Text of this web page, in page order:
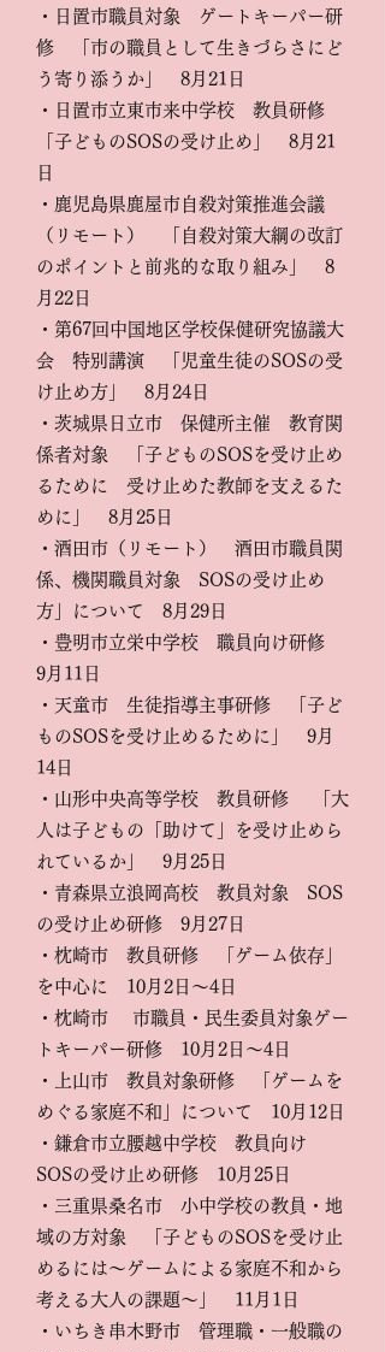
・日置市職員対象 ゲートキーパー研
修 「市の職員として生きづらさにど
う寄り添うか」 8月21日
・日置市立東市来中学校 教員研修
「子どものSOSの受け止め」 8月21
日
・鹿児島県鹿屋市自殺対策推進会議
（リモート） 「自殺対策大綱の改訂
のポイントと前兆的な取り組み」 8
月22日
・第67回中国地区学校保健研究協議大
会 特別講演 「児童生徒のSOSの受
け止め方」 8月24日
・茨城県日立市 保健所主催 教育関
係者対象 「子どものSOSを受け止め
るために 受け止めた教師を支えるた
めに」 8月25日
・酒田市（リモート） 酒田市職員関
係、機関職員対象 SOSの受け止め
方」について 8月29日
・豊明市立栄中学校 職員向け研修
9月11日
・天童市 生徒指導主事研修 「子ど
ものSOSを受け止めるために」 9月
14日
・ 山形中央高等学校 教員研修 「大
人は子どもの「助けて」を受け止めら
れているか」 9月25日
・青森県立浪岡高校 教員対象 SOS
の受け止め研修 9月27日
・枕崎市 教員研修 「ゲーム依存」
を中心に 10月2日～4日
・枕崎市 市職員・民生委員対象ゲー
トキーパー研修 10月2日～4日
​・上山市 教員対象研修 「ゲームを
めぐる家庭不和」について 10月12日
・鎌倉市立腰越中学校 教員向け
SOSの受け止め研修 10月25日
・三重県桑名市 小中学校の教員・地
域の方対象 「子どものSOSを受け止
めるには～ゲームによる家庭不和から
考える大人の課題～」 11月1日
・いちき串木野市 管理職・一般職の